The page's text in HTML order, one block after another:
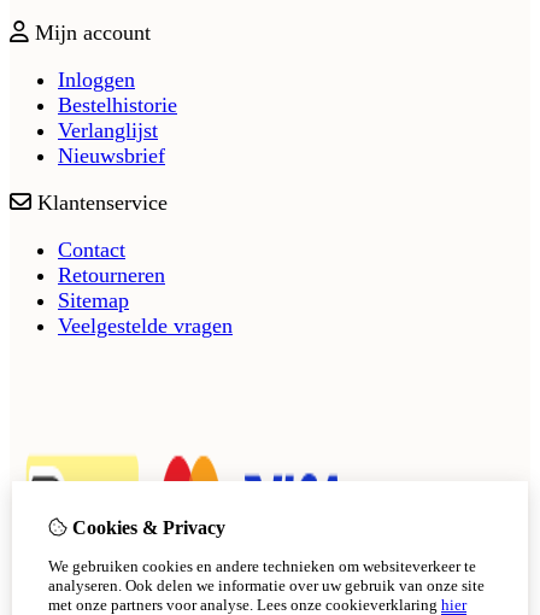
Mijn account
Inloggen
Bestelhistorie
Verlanglijst
Nieuwsbrief
Klantenservice
Contact
Retourneren
Sitemap
Veelgestelde vragen
Cookies & Privacy
We gebruiken cookies en andere technieken om websiteverkeer te
analyseren. Ook delen we informatie over uw gebruik van onze site
met onze partners voor analyse. Lees onze cookieverklaring hier